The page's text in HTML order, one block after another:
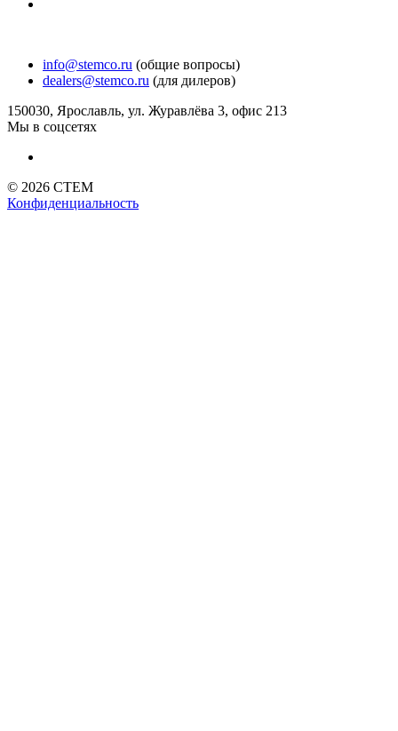
info@stemco.ru (общие вопросы)
dealers@stemco.ru (для дилеров)
150030, Ярославль, ул. Журавлёва 3, офис 213
Мы в соцсетях
© 2026 СТЕМ
Конфиденциальность